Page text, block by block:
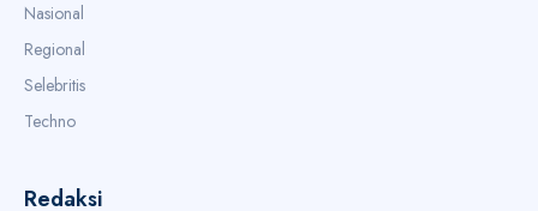
Nasional
Regional
Selebritis
Techno
Redaksi